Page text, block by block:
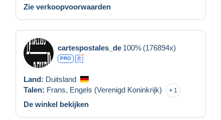
Zie verkoopvoorwaarden
cartespostales_de 100% (176894x)
PRO
Land: Duitsland
Talen: Frans, Engels (Verenigd Koninkrijk) 1
De winkel bekijken